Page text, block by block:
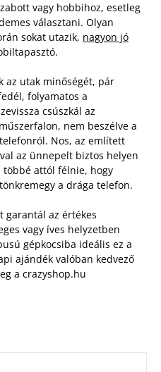
vagy hobbihoz, esetleg
választani. Olyan
sokat utazik, nagyon jó
az utak minőségét, pár
folyamatos a
csúszkál az
nem beszélve a
Nos, az említett
az ünnepelt biztos helyen
attól félnie, hogy
a drága telefon.
garantál az értékes
vagy íves helyzetben
gépkocsiba ideális ez a
ajándék valóban kedvező
a crazyshop.hu